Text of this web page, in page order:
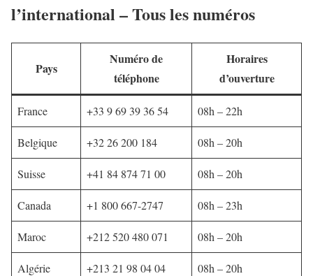
l’international – Tous les numéros
Pays
Numéro de
téléphone
Horaires
d’ouverture
France +33 9 69 39 36 54 08h – 22h
Belgique +32 26 200 184 08h – 20h
Suisse +41 84 874 71 00 08h – 20h
Canada +1 800 667-2747 08h – 23h
Maroc +212 520 480 071 08h – 20h
Algérie +213 21 98 04 04 08h – 20h